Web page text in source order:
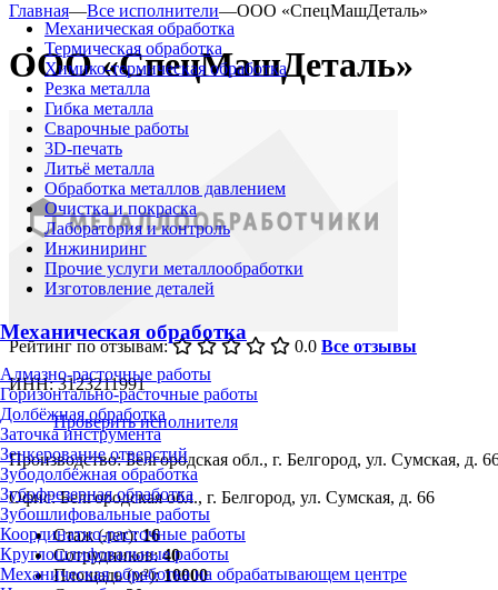
Механическая обработка
Термическая обработка
Химико-термическая обработка
Резка металла
Гибка металла
Сварочные работы
3D-печать
Литьё металла
Обработка металлов давлением
Очистка и покраска
Лаборатория и контроль
Инжиниринг
Прочие услуги металлообработки
Изготовление деталей
Механическая обработка
Алмазно-расточные работы
Горизонтально-расточные работы
Долбёжная обработка
Заточка инструмента
Зенкерование отверстий
Зубодолбёжная обработка
Зубофрезерная обработка
Зубошлифовальные работы
Координатно-расточные работы
Круглошлифовальные работы
Механическая обработка на обрабатывающем центре
Главная—Все исполнители—ООО «СпецМашДеталь»
ООО «СпецМашДеталь»
Рейтинг по отзывам: 0.0 Все отзывы
ИНН: 3123211991
Проверить исполнителя
Производство: Белгородская обл., г. Белгород, ул. Сумская, д.
Офис: Белгородская обл., г. Белгород, ул. Сумская, д. 66
Стаж (лет):16
Сотрудников:40
Площадь (м²):10000